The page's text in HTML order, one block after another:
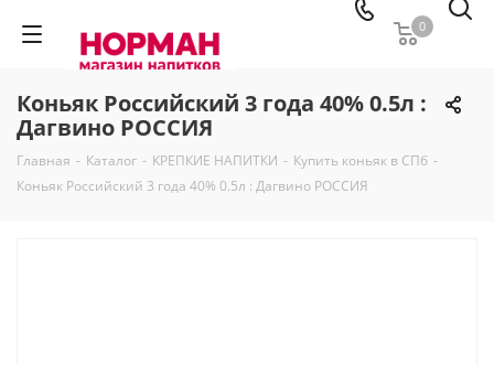
0
Коньяк Российский 3 года 40% 0.5л :
Дагвино РОССИЯ
Главная - Каталог - КРЕПКИЕ НАПИТКИ - Купить коньяк в СПб -
Коньяк Российский 3 года 40% 0.5л : Дагвино РОССИЯ